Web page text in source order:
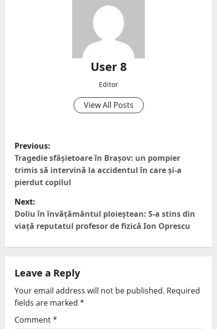
User 8
Editor
View All Posts
Previous:
Tragedie sfâșietoare în Brașov: un pompier
trimis să intervină la accidentul în care și-a
pierdut copilul
Next:
Doliu în învățământul ploieștean: S-a stins din
viață reputatul profesor de fizică Ion Oprescu
Leave a Reply
Your email address will not be published. Required
fields are marked *
Comment*